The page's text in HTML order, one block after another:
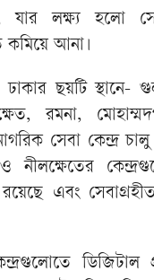
যার লক্ষ্য হলো
কমিয়ে আনা।
ছয়টি স্থানে-
রমনা,
সেবা কেন্দ্র
নীলক্ষেতের
এবং
ডিজিটাল